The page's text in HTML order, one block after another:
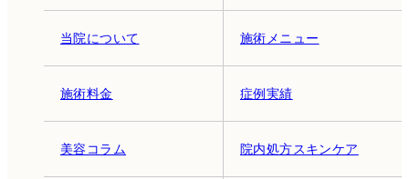
当院について 施術メニュー
施術料金 症例実績
美容コラム 院内処方スキンケア